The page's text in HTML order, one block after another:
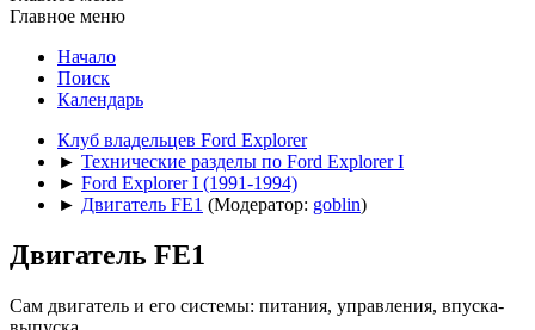
Главное меню
Начало
Поиск
Календарь
Клуб владельцев Ford Explorer
► Технические разделы по Ford Explorer I
► Ford Explorer I (1991-1994)
► Двигатель FE1 (Модератор: goblin)
Двигатель FE1
Сам двигатель и его системы: питания, управления, впуска-